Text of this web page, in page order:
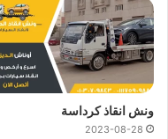
ونش انقاذ كرداسة
2023-08-28